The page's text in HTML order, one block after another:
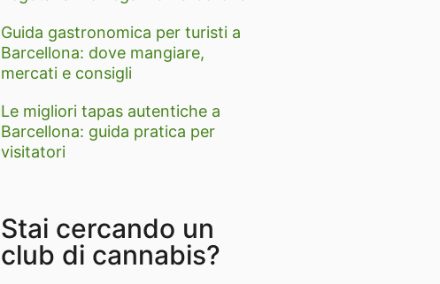
Guida gastronomica per turisti a
Barcellona: dove mangiare,
mercati e consigli
Le migliori tapas autentiche a
Barcellona: guida pratica per
visitatori
Stai cercando un
club di cannabis?